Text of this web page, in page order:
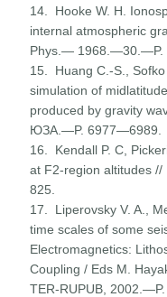
14. Hooke W. H.
internal atmospheric
Phys.— 1968.—30.—P.
15. Huang C.-S.,
simulation of
produced by gravity
ЮЗА.—P. 6977—6989.
16. Kendall P. C,
at F2-region altitudes
825.
17. Liperovsky V. A.,
time scales of some
Electromagnetics:
Coupling / Eds M.
TER-RUPUB,